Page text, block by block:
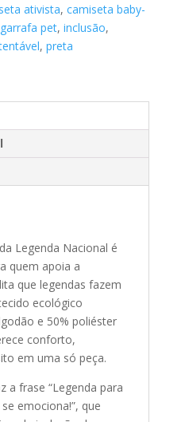
ativista, camiseta baby-
pet, inclusão,
, preta
Legenda Nacional é
quem apoia a
que legendas fazem
ecológico
e 50% poliéster
conforto,
em uma só peça.
a frase “Legenda para
emociona!”, que